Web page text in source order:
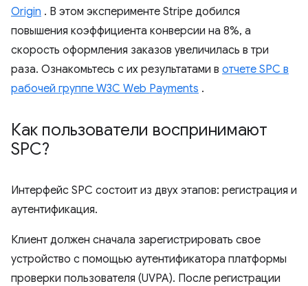
Origin . В этом эксперименте Stripe добился
повышения коэффициента конверсии на 8%, а
скорость оформления заказов увеличилась в три
раза. Ознакомьтесь с их результатами в отчете SPC в
рабочей группе W3C Web Payments .
Как пользователи воспринимают
SPC?
Интерфейс SPC состоит из двух этапов: регистрация и
аутентификация.
Клиент должен сначала зарегистрировать свое
устройство с помощью аутентификатора платформы
проверки пользователя (UVPA). После регистрации